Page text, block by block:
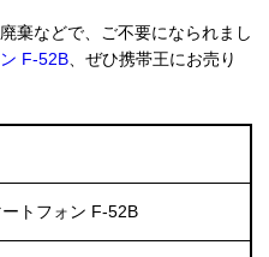
棄などで、ご不要になられまし
F-52B、ぜひ携帯王にお売り
トフォン F-52B